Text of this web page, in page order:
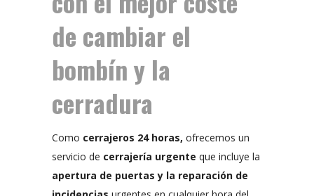
de cambiar el
bombín y la
cerradura
Como cerrajeros 24 horas, ofrecemos un
servicio de cerrajería urgente que incluye la
apertura de puertas y la reparación de